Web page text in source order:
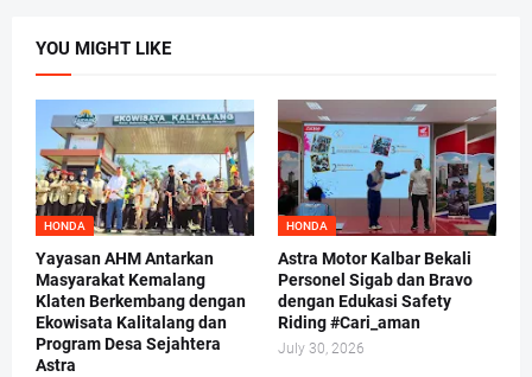
YOU MIGHT LIKE
HONDA
Yayasan AHM Antarkan
Masyarakat Kemalang
Klaten Berkembang dengan
Ekowisata Kalitalang dan
Program Desa Sejahtera
Astra
HONDA
Astra Motor Kalbar Bekali
Personel Sigab dan Bravo
dengan Edukasi Safety
Riding #Cari_aman
July 30, 2026